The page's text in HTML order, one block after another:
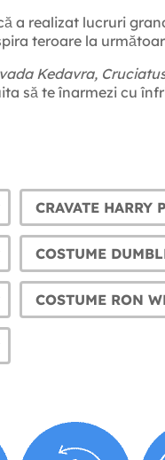
realizat lucruri
teroare la
Kedavra,
să te înarmezi cu
COSTUME
COSTUME RON